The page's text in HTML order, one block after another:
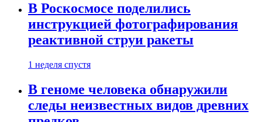
В Роскосмосе поделились
инструкцией фотографирования
реактивной струи ракеты
1 неделя спустя
В геноме человека обнаружили
следы неизвестных видов древних